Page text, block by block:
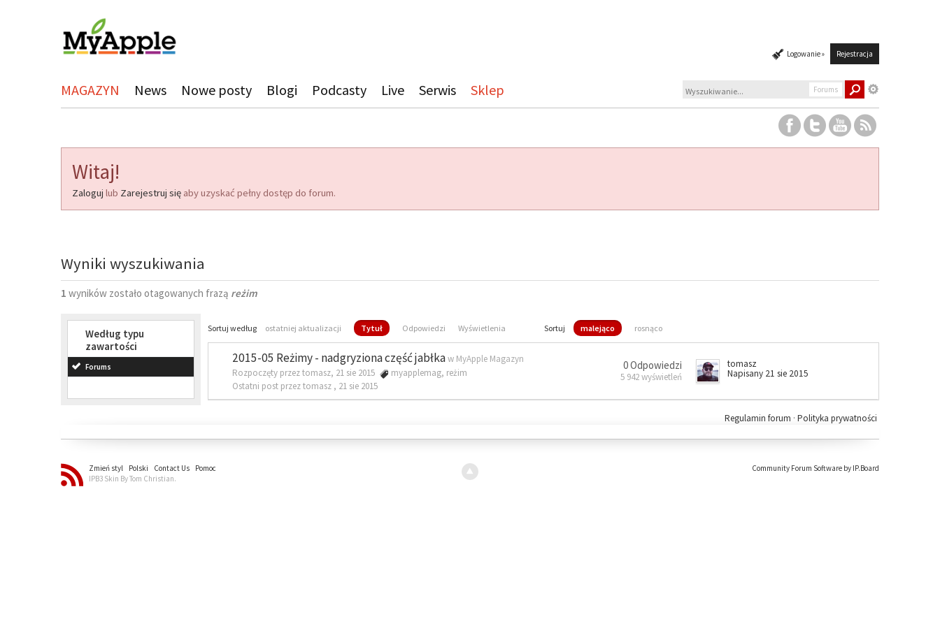
Logowanie » Rejestracja
MAGAZYN News Nowe posty Blogi Podcasty Live Serwis Sklep Forums
Witaj!
Zaloguj lub Zarejestruj się aby uzyskać pełny dostęp do forum.
Wyniki wyszukiwania
1 wyników zostało otagowanych frazą reżim
Według typu
zawartości
Forums
Sortuj według ostatniej aktualizacji Tytuł Odpowiedzi Wyświetlenia Sortuj malejąco rosnąco
2015-05 Reżimy - nadgryziona część jabłkaw MyApple Magazyn
Rozpoczęty przez tomasz, 21 sie 2015
myapplemag, reżim
Ostatni post przez tomasz , 21 sie 2015
0 Odpowiedzi
5 942 wyświetleń
tomasz
Napisany 21 sie 2015
Polityka prywatności
Regulamin forum ·
Zmień styl Polski Contact Us
Pomoc
IPB3 Skin By Tom Christian.
Community Forum Software by IP.Board